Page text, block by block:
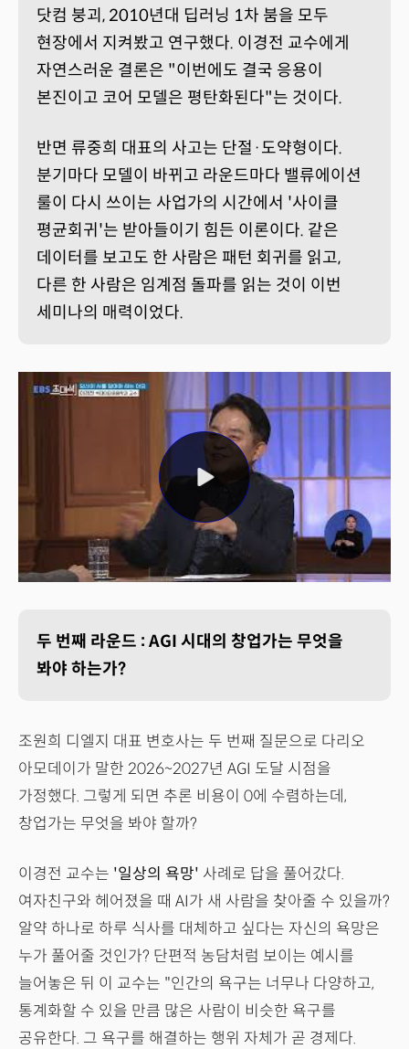
닷컴 붕괴, 2010년대 딥러닝 1차 붐을 모두
현장에서 지켜봤고 연구했다. 이경전 교수에게
자연스러운 결론은 "이번에도 결국 응용이
본진이고 코어 모델은 평탄화된다"는 것이다.
반면 류중희 대표의 사고는 단절·도약형이다.
분기마다 모델이 바뀌고 라운드마다 밸류에이션
룰이 다시 쓰이는 사업가의 시간에서 '사이클
평균회귀'는 받아들이기 힘든 이론이다. 같은
데이터를 보고도 한 사람은 패턴 회귀를 읽고,
다른 한 사람은 임계점 돌파를 읽는 것이 이번
세미나의 매력이었다.
두 번째 라운드 : AGI 시대의 창업가는 무엇을
봐야 하는가?
조원희 디엘지 대표 변호사는 두 번째 질문으로 다리오
아모데이가 말한 2026~2027년 AGI 도달 시점을
가정했다. 그렇게 되면 추론 비용이 0에 수렴하는데,
창업가는 무엇을 봐야 할까?
이경전 교수는 '일상의 욕망' 사례로 답을 풀어갔다.
여자친구와 헤어졌을 때 AI가 새 사람을 찾아줄 수 있을까?
알약 하나로 하루 식사를 대체하고 싶다는 자신의 욕망은
누가 풀어줄 것인가? 단편적 농담처럼 보이는 예시를
늘어놓은 뒤 이 교수는 "인간의 욕구는 너무나 다양하고,
통계화할 수 있을 만큼 많은 사람이 비슷한 욕구를
공유한다. 그 욕구를 해결하는 행위 자체가 곧 경제다.